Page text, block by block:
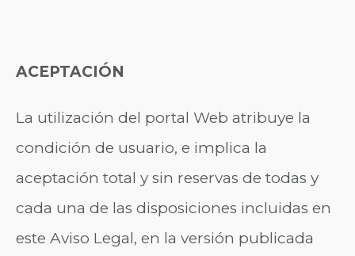
ACEPTACIÓN
La utilización del portal Web atribuye la
condición de usuario, e implica la
aceptación total y sin reservas de todas y
cada una de las disposiciones incluidas en
este Aviso Legal, en la versión publicada